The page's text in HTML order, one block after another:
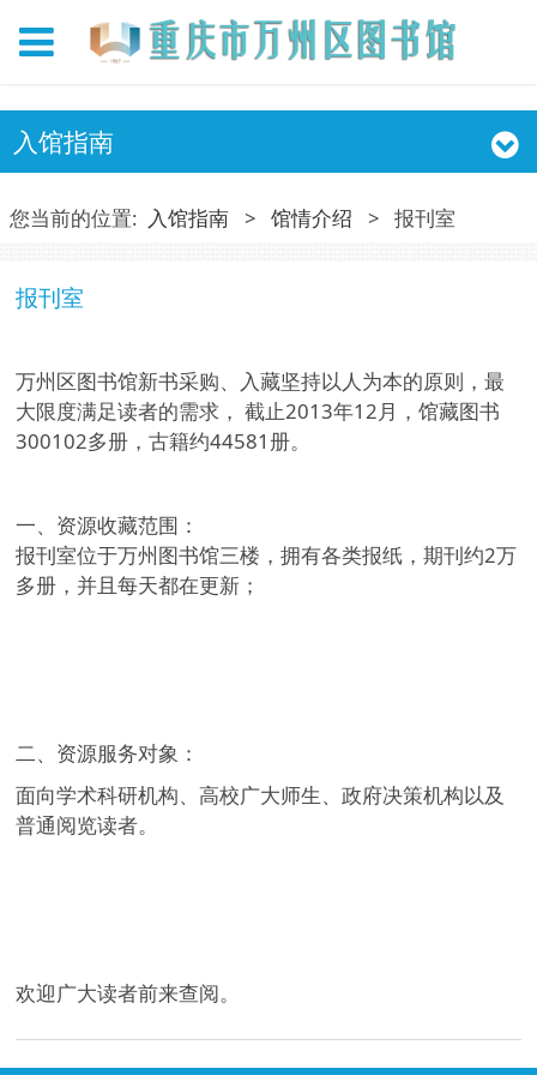
入馆指南
您当前的位置: 入馆指南 > 馆情介绍 > 报刊室
报刊室
万州区图书馆新书采购、入藏坚持以人为本的原则，最
大限度满足读者的需求， 截止2013年12月，馆藏图书
300102多册，古籍约44581册。
一、资源收藏范围：
报刊室位于万州图书馆三楼，拥有各类报纸，期刊约2万
多册，并且每天都在更新；
二、资源服务对象：
面向学术科研机构、高校广大师生、政府决策机构以及
普通阅览读者。
欢迎广大读者前来查阅。